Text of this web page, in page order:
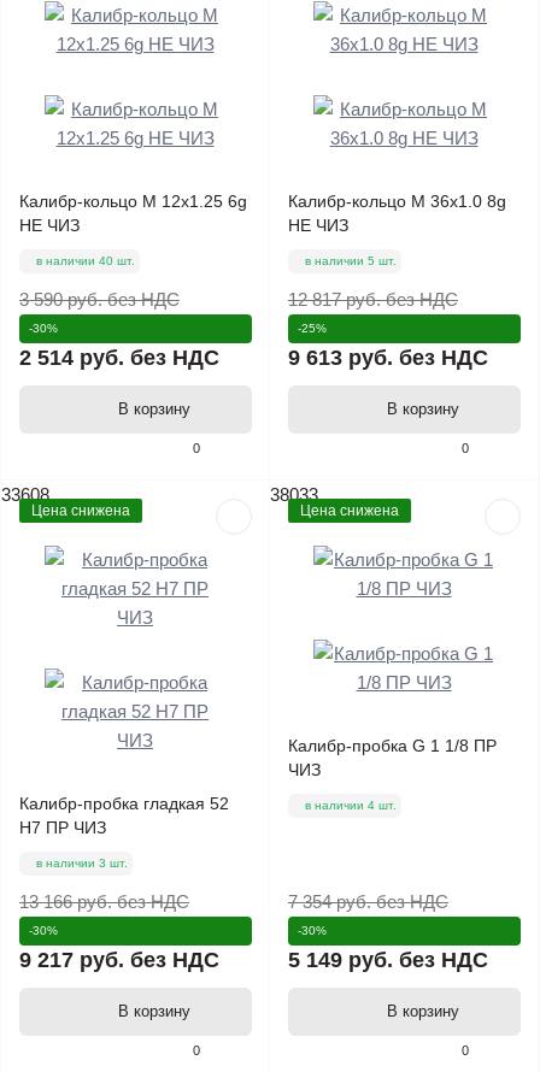
0
Калибр-кольцо М 12х1.25 6g
НЕ ЧИЗ
в наличии 40 шт.
3 590 руб.без НДС
-30%
2 514 руб. без НДС
В корзину
0
Калибр-кольцо М 36х1.0 8g
НЕ ЧИЗ
в наличии 5 шт.
12 817 руб.без НДС
-25%
9 613 руб. без НДС
В корзину
33608
Цена снижена
0
Калибр-пробка гладкая 52
Н7 ПР ЧИЗ
в наличии 3 шт.
13 166 руб.без НДС
-30%
9 217 руб. без НДС
В корзину
38033
Цена снижена
0
Калибр-пробка G 1 1/8 ПР
ЧИЗ
в наличии 4 шт.
7 354 руб.без НДС
-30%
5 149 руб. без НДС
В корзину